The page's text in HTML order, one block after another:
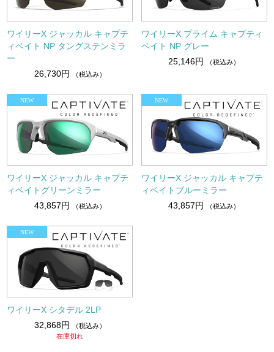
ワイリーX ジャッカル キャプテ
ィベイト NP タングステンミラ
ー
26,730円
（税込み）
ワイリーX プライム キャプティ
ベイト NP グレー
25,146円
（税込み）
ワイリーX ジャッカル キャプテ
ィベイトグリーンミラー
43,857円
（税込み）
ワイリーX ジャッカル キャプテ
ィベイトブルーミラー
43,857円
（税込み）
ワイリーX シタデル 2LP
32,868円
（税込み）
在庫切れ